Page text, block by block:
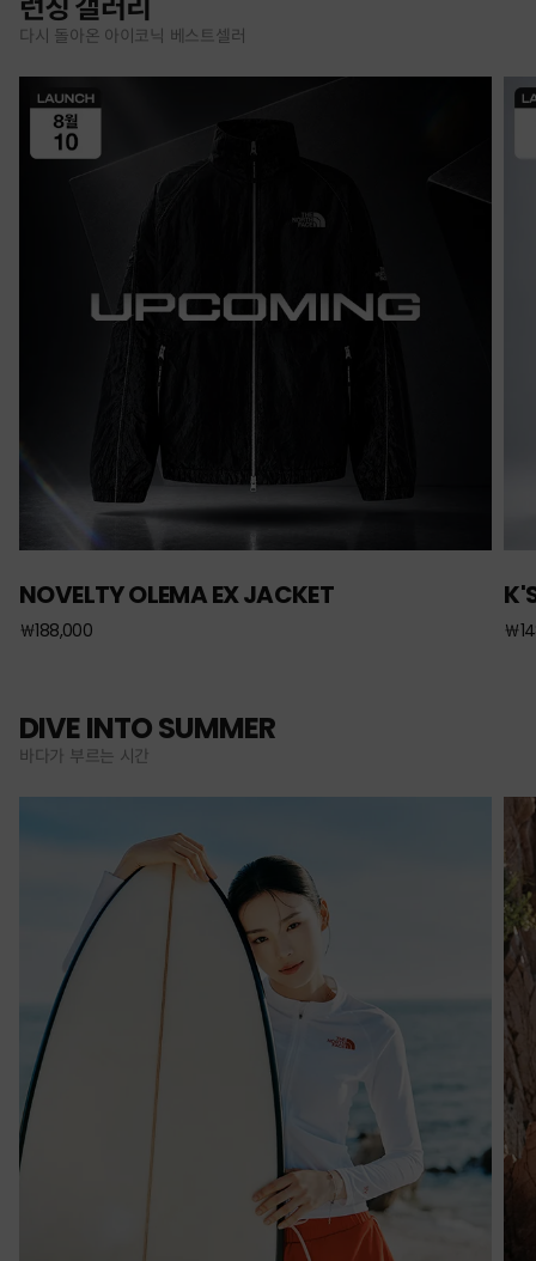
런칭 갤러리
다시 돌아온 아이코닉 베스트셀러
NOVELTY OLEMA EX JACKET
￦188,000 ￦
DIVE INTO SUMMER
바다가 부르는 시간